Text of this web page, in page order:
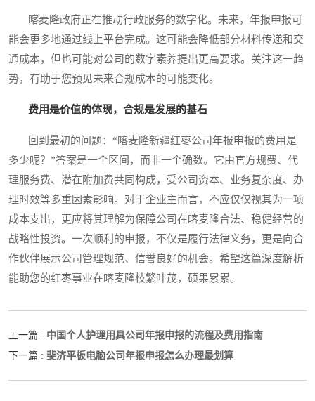
喀麦隆政府正在推动行政服务的数字化。未来，年报申报可
能会更多地通过线上平台完成。这可能会降低部分材料传递和交
通成本，但也可能对公司的数字素养提出更高要求。关注这一趋
势，有助于您预见未来合规成本的可能变化。
费用是价值的体现，合规是发展的基石
回到最初的问题：“喀麦隆新疆红枣公司年报申报的费用是
多少呢？”答案是一个区间，而非一个确数。它由官方规费、代
理服务费、潜在附加费共同构成，受公司资本、业务复杂度、办
理时效等多重因素影响。对于企业主而言，不应仅仅视其为一项
成本支出，更应将其理解为保障公司在喀麦隆合法、稳健经营的
战略性投资。一次顺利的申报，不仅是履行法律义务，更是向合
作伙伴展示公司管理规范、信誉良好的机会。希望这篇深度解析
能助您的红枣事业在喀麦隆枝繁叶茂，硕果累累。
上一篇 : 中国个人护理用具公司年报申报的流程及费用指南
下一篇 : 斐济平板电脑公司年报申报怎么办理最划算